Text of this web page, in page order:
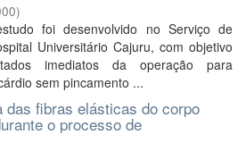
)
foi desenvolvido no Serviço de
Universitário Cajuru, com objetivo
imediatos da operação para
sem pincamento ...
das fibras elásticas do corpo
o processo de